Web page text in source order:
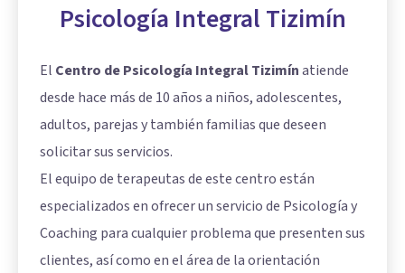
Psicología Integral Tizimín
El Centro de Psicología Integral Tizimínatiende
desde hace más de 10 años a niños, adolescentes,
adultos, parejas y también familias que deseen
solicitar sus servicios.
El equipo de terapeutas de este centro están
especializados en ofrecer un servicio de Psicología y
Coaching para cualquier problema que presenten sus
clientes, así como en el área de la orientación